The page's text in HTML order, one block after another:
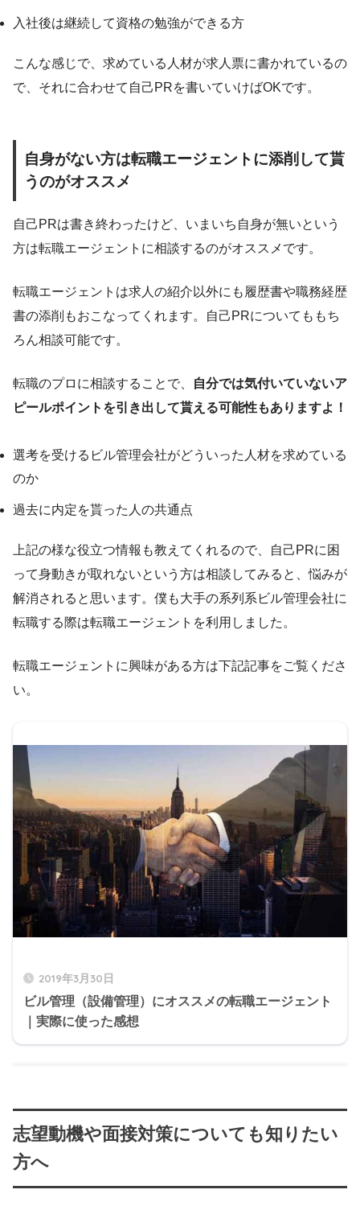
入社後は継続して資格の勉強ができる方
こんな感じで、求めている人材が求人票に書かれているの
で、それに合わせて自己PRを書いていけばOKです。
自身がない方は転職エージェントに添削して貰
うのがオススメ
自己PRは書き終わったけど、いまいち自身が無いという
方は転職エージェントに相談するのがオススメです。
転職エージェントは求人の紹介以外にも履歴書や職務経歴
書の添削もおこなってくれます。自己PRについてももち
ろん相談可能です。
転職のプロに相談することで、
自分では気付いていないア
ピールポイントを引き出して貰える可能性もありますよ！
選考を受けるビル管理会社がどういった人材を求めている
のか
過去に内定を貰った人の共通点
上記の様な役立つ情報も教えてくれるので、自己PRに困
って身動きが取れないという方は相談してみると、悩みが
解消されると思います。僕も大手の系列系ビル管理会社に
転職する際は転職エージェントを利用しました。
転職エージェントに興味がある方は下記記事をご覧くださ
い。
2019年3月30日
ビル管理（設備管理）にオススメの転職エージェント
｜実際に使った感想
志望動機や面接対策についても知りたい
方へ